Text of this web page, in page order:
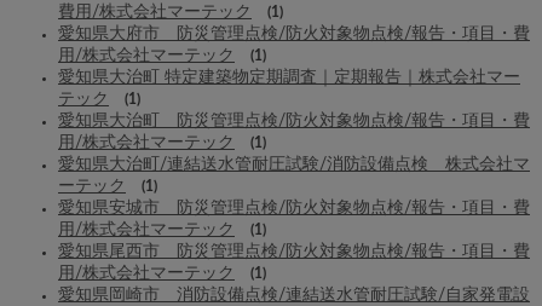
費用/株式会社マーテック
(1)
愛知県大府市 防災管理点検/防火対象物点検/報告・項目・費
用/株式会社マーテック
(1)
愛知県大治町 特定建築物定期調査｜定期報告｜株式会社マー
テック
(1)
愛知県大治町 防災管理点検/防火対象物点検/報告・項目・費
用/株式会社マーテック
(1)
愛知県大治町/連結送水管耐圧試験/消防設備点検 株式会社マ
ーテック
(1)
愛知県安城市 防災管理点検/防火対象物点検/報告・項目・費
用/株式会社マーテック
(1)
愛知県尾西市 防災管理点検/防火対象物点検/報告・項目・費
用/株式会社マーテック
(1)
愛知県岡崎市 消防設備点検/連結送水管耐圧試験/自家発電設